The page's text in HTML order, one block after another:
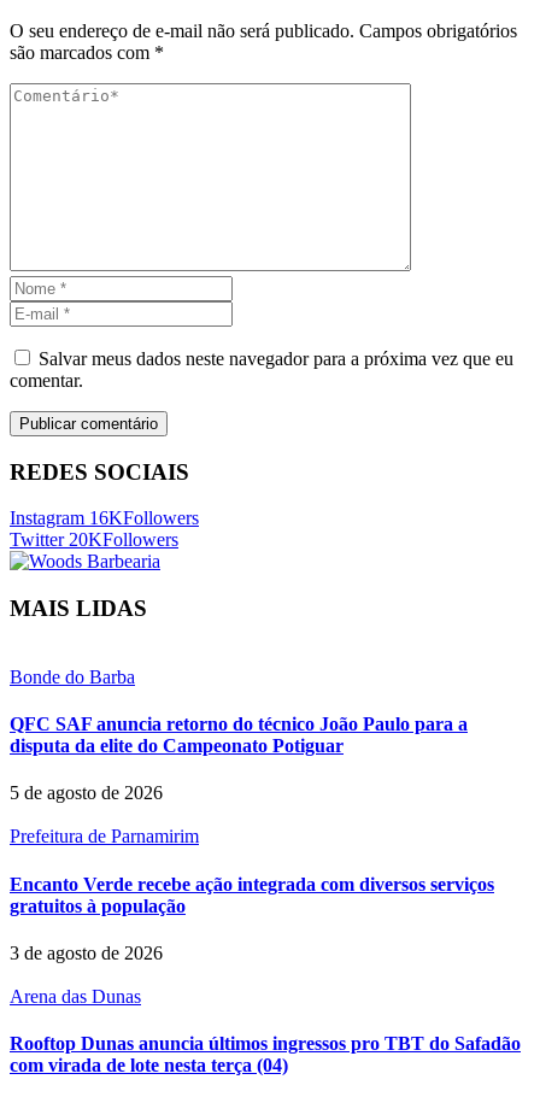
O seu endereço de e-mail não será publicado. Campos obrigatórios
são marcados com *
Salvar meus dados neste navegador para a próxima vez que eu
comentar.
REDES SOCIAIS
Instagram 16KFollowers
Twitter 20KFollowers
MAIS LIDAS
Bonde do Barba
QFC SAF anuncia retorno do técnico João Paulo para a
disputa da elite do Campeonato Potiguar
5 de agosto de 2026
Prefeitura de Parnamirim
Encanto Verde recebe ação integrada com diversos serviços
gratuitos à população
3 de agosto de 2026
Arena das Dunas
Rooftop Dunas anuncia últimos ingressos pro TBT do Safadão
com virada de lote nesta terça (04)